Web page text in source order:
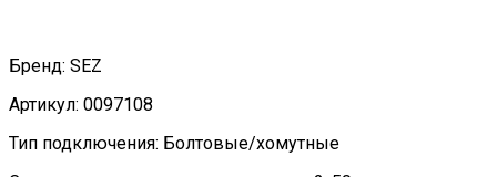
Бренд: SEZ
Артикул: 0097108
Тип подключения: Болтовые/хомутные